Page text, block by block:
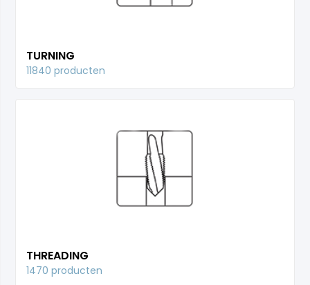
TURNING
11840 producten
THREADING
1470 producten